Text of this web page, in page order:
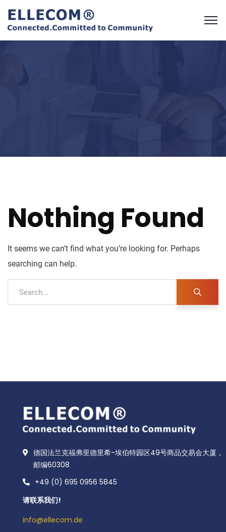
Nothing Found
It seems we can’t find what you’re looking for. Perhaps
searching can help.
德国法兰克福弗里德里希-埃伯特园区49号商品交易会大厦，
邮编60308
+49 (0) 695 0956 5845
请联系我们!
info@ellecom.de